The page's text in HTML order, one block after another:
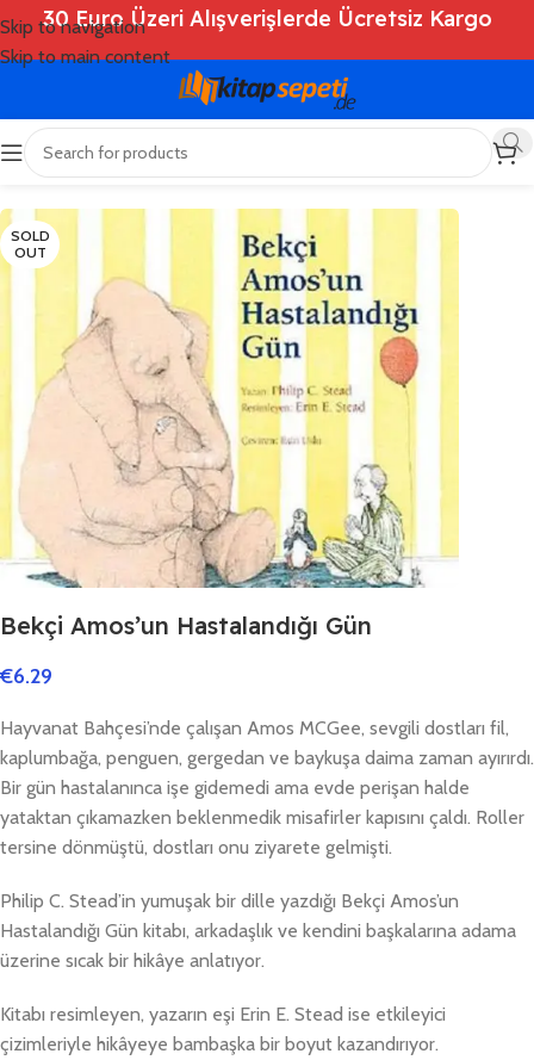
Skip to navigation
Skip to main content
30 Euro Üzeri Alışverişlerde Ücretsiz Kargo
Ana Sayfa Shop
SOLD
OUT
Bekçi Amos’un Hastalandığı Gün
€6.29
Hayvanat Bahçesi’nde çalışan Amos MCGee, sevgili dostları fil,
kaplumbağa, penguen, gergedan ve baykuşa daima zaman ayırırdı.
Bir gün hastalanınca işe gidemedi ama evde perişan halde
yataktan çıkamazken beklenmedik misafirler kapısını çaldı. Roller
tersine dönmüştü, dostları onu ziyarete gelmişti.
Philip C. Stead’in yumuşak bir dille yazdığı Bekçi Amos’un
Hastalandığı Gün kitabı, arkadaşlık ve kendini başkalarına adama
üzerine sıcak bir hikâye anlatıyor.
Kitabı resimleyen, yazarın eşi Erin E. Stead ise etkileyici
çizimleriyle hikâyeye bambaşka bir boyut kazandırıyor.